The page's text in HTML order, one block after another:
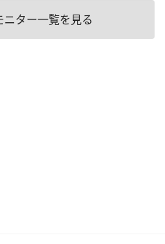
ター一覧を見る